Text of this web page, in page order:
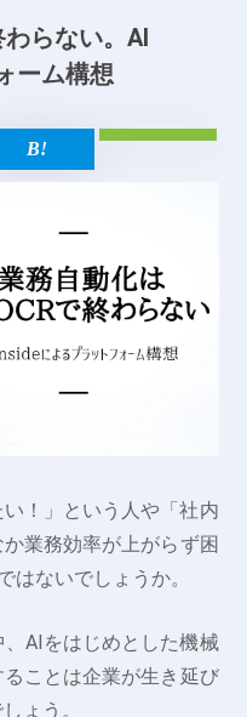
らない。AI
ーム構想
い！」という人や「社内
業務効率が上がらず困
はないでしょうか。
AIをはじめとした機械
ことは企業が生き延び
ょう。